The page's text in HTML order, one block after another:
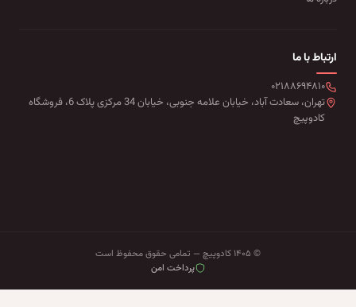
ارتباط با ما
۰۲۱۸۸۶۹۴۸۱۰
تهران، سعادت آباد، خیابان علامه جنوبی، خیابان 34 مرکزی پلاک 6، فروشگاه
کادوپیچ
© ۱۴۰۵ کادوپیچ — تمامی حقوق محفوظ است
پرداخت امن